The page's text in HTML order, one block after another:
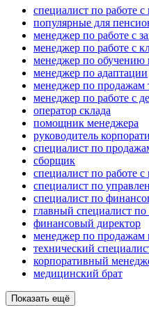
специалист по работе
популярные для
менеджер по работе с
менеджер по работе с
менеджер по обучению
менеджер по адаптации
менеджер по продажам
менеджер по работе с
оператор склада
помощник менеджера
руководитель
специалист по
сборщик
специалист по работе
специалист по
специалист по
главный специалист
финансовый директор
менеджер по продажам
технический
корпоративный
медицинский брат
Показать ещё